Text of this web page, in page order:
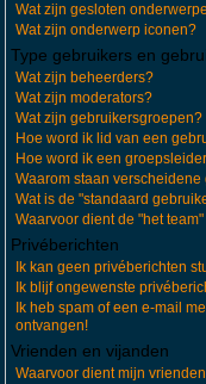
Wat zijn gesloten
Wat zijn onderwerp iconen?
Type gebruikers en
Wat zijn beheerders?
Wat zijn moderators?
Wat zijn gebruikersgroepen?
Hoe word ik lid van een
Hoe word ik een
Waarom staan
Wat is de "standaard
Waarvoor dient de "het
Privéberichten
Ik kan geen privéberichten
Ik blijf ongewenste
Ik heb spam of een e-mail
ontvangen!
Vrienden en vijanden
Waarvoor dient mijn